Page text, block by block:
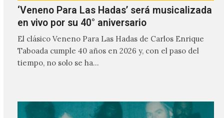
‘Veneno Para Las Hadas’ será musicalizada
en vivo por su 40° aniversario
El clásico Veneno Para Las Hadas de Carlos Enrique
Taboada cumple 40 años en 2026 y, con el paso del
tiempo, no solo se ha…